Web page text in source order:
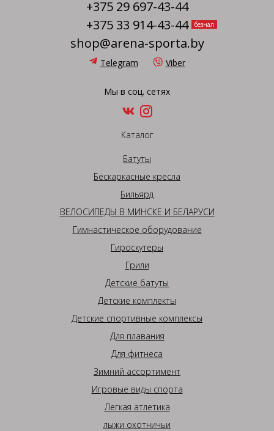
+375 29 697-43-44
+375 33 914-43-44
безнал
shop@arena-sporta.by
Telegram Viber
Мы в соц. сетях
Каталог
Батуты
Бескаркасные кресла
Бильярд
ВЕЛОСИПЕДЫ В МИНСКЕ И БЕЛАРУСИ
Гимнастическое оборудование
Гироскутеры
Грили
Детские батуты
Детские комплекты
Детские спортивные комплексы
Для плавания
Для фитнеса
Зимний ассортимент
Игровые виды спорта
Легкая атлетика
лыжи охотничьи